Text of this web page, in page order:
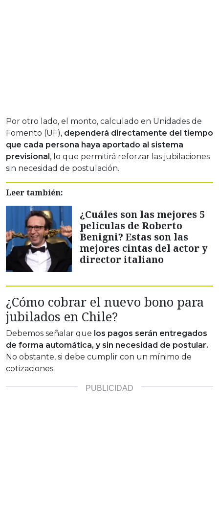
Por otro lado, el monto, calculado en Unidades de
Fomento (UF), dependerá directamente del tiempo
que cada persona haya aportado al sistema
previsional , lo que permitirá reforzar las jubilaciones
sin necesidad de postulación.
Leer también:
¿Cuáles son las mejores 5
películas de Roberto
Benigni? Estas son las
mejores cintas del actor y
director italiano
¿Cómo cobrar el nuevo bono para
jubilados en Chile?
Debemos señalar que los pagos serán entregados
de forma automática, y sin necesidad de postular.
No obstante, si debe cumplir con un mínimo de
cotizaciones.